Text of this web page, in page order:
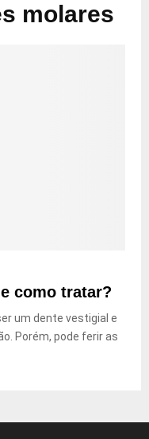
molares
como tratar?
um dente vestigial e
Porém, pode ferir as